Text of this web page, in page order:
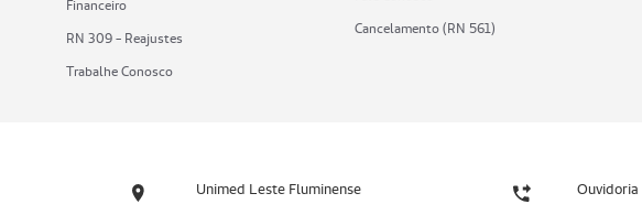
Financeiro
RN 309 - Reajustes
Trabalhe Conosco
Cancelamento (RN 561)
Unimed Leste Fluminense Ouvidoria